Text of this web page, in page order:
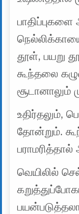
தூள், பயறு
கூந்தலை
சூடானாலும்
உதிர்தலும்,
தோன்றும்.
வெயிலில்